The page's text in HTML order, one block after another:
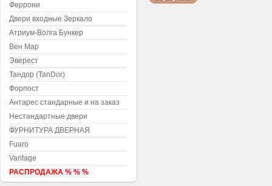
Феррони
Двери входные Зеркало
Атриум-Волга Бункер
Вен Мар
Эверест
Тандор (TanDor)
Форпост
Антарес стандарные и на заказ
Нестандартные двери
ФУРНИТУРА ДВЕРНАЯ
Fuaro
Vantage
РАСПРОДАЖА % % %